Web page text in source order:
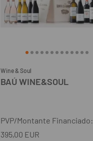
Wine & Soul
BAÚ WINE&SOUL
PVP/Montante Financiado:
395,00 EUR